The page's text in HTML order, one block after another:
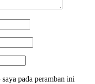
pada peramban ini